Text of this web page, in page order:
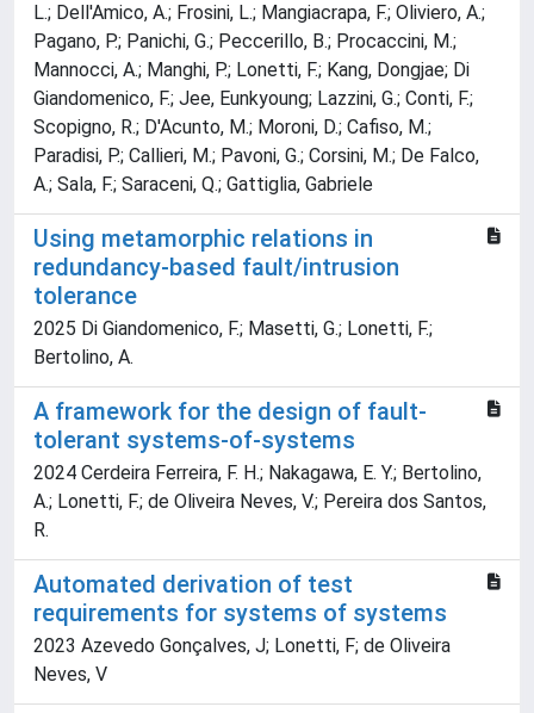
L.; Dell'Amico, A.; Frosini, L.; Mangiacrapa, F.; Oliviero, A.;
Pagano, P.; Panichi, G.; Peccerillo, B.; Procaccini, M.;
Mannocci, A.; Manghi, P.; Lonetti, F.; Kang, Dongjae; Di
Giandomenico, F.; Jee, Eunkyoung; Lazzini, G.; Conti, F.;
Scopigno, R.; D'Acunto, M.; Moroni, D.; Cafiso, M.;
Paradisi, P.; Callieri, M.; Pavoni, G.; Corsini, M.; De Falco,
A.; Sala, F.; Saraceni, Q.; Gattiglia, Gabriele
Using metamorphic relations in
redundancy-based fault/intrusion
tolerance
2025 Di Giandomenico, F.; Masetti, G.; Lonetti, F.;
Bertolino, A.
A framework for the design of fault-
tolerant systems-of-systems
2024 Cerdeira Ferreira, F. H.; Nakagawa, E. Y.; Bertolino,
A.; Lonetti, F.; de Oliveira Neves, V.; Pereira dos Santos,
R.
Automated derivation of test
requirements for systems of systems
2023 Azevedo Gonçalves, J; Lonetti, F; de Oliveira
Neves, V